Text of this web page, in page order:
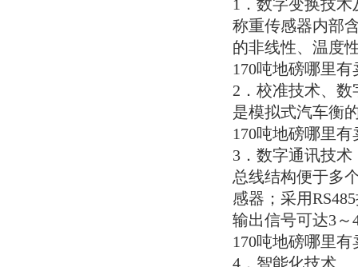
1．数字变换技术
称重传感器内部
的非线性、温度
170吨地磅哪里有
2．校准技术、
是模拟式汽车衡
170吨地磅哪里有
3．数字通讯技术
总线结构便于多
感器；采用
输出信号可达3
170吨地磅哪里有
4．智能化技术